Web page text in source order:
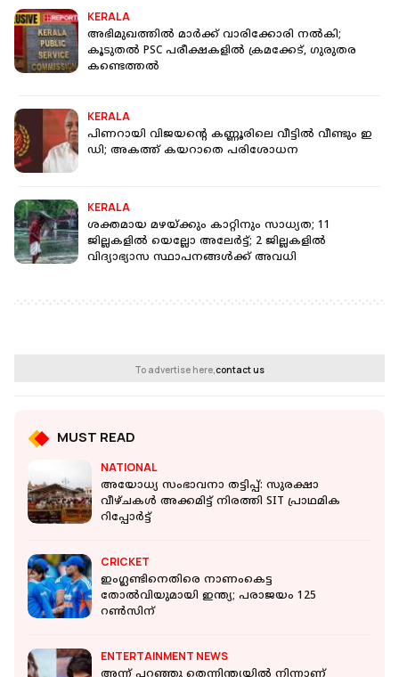
KERALA
അഭിമുഖത്തില്‍ മാര്‍ക്ക് വാരിക്കോരി നല്‍കി;
കൂടുതല്‍ PSC പരീക്ഷകളില്‍ ക്രമക്കേട്, ഗുരുതര
കണ്ടെത്തല്‍
KERALA
പിണറായി വിജയന്റെ കണ്ണൂരിലെ വീട്ടില്‍ വീണ്ടും ഇ
ഡി; അകത്ത് കയറാതെ പരിശോധന
KERALA
ശക്തമായ മഴയ്ക്കും കാറ്റിനും സാധ്യത; 11
ജില്ലകളിൽ യെല്ലോ അലേർട്ട്; 2 ജില്ലകളിൽ
വിദ്യാഭ്യാസ സ്ഥാപനങ്ങൾക്ക് അവധി
To advertise here,contact us
MUST READ
NATIONAL
അയോധ്യ സംഭാവനാ തട്ടിപ്പ്: സുരക്ഷാ
വീഴ്ചകൾ അക്കമിട്ട് നിരത്തി SIT പ്രാഥമിക
റിപ്പോർട്ട്
CRICKET
ഇംഗ്ലണ്ടിനെതിരെ നാണംകെട്ട
തോൽവിയുമായി ഇന്ത്യ; പരാജയം 125
റൺസിന്
ENTERTAINMENT NEWS